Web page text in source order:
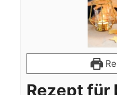
Rezept für